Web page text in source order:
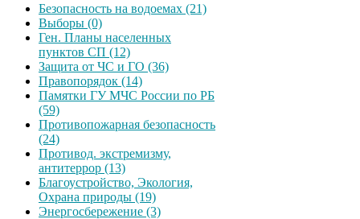
Безопасность на водоемах (21)
Выборы (0)
Ген. Планы населенных
пунктов СП (12)
Защита от ЧС и ГО (36)
Правопорядок (14)
Памятки ГУ МЧС России по РБ
(59)
Противопожарная безопасность
(24)
Противод. экстремизму,
антитеррор (13)
Благоустройство, Экология,
Охрана природы (19)
Энергосбережение (3)